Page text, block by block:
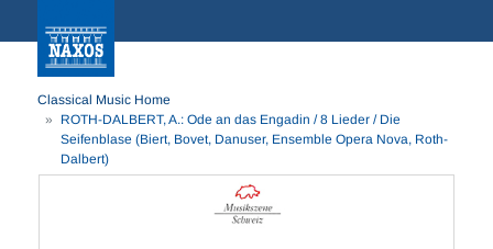
Classical Music Home
ROTH-DALBERT, A.: Ode an das Engadin / 8 Lieder / Die
Seifenblase (Biert, Bovet, Danuser, Ensemble Opera Nova, Roth-
Dalbert)